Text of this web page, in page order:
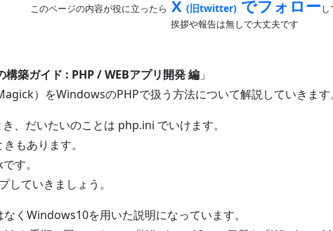
このページの内容が役に立ったら X (旧twitter)でフォロー
挨拶や報告は無しで大丈夫です
築ガイド : PHP / WEBアプリ開発 編 」
）をWindowsのPHPで扱う方法について解説していきます。
、だいたいのことは php.ini でいけます。
もあります。
す。
していきましょう。
くWindows10を用いた説明になっています。